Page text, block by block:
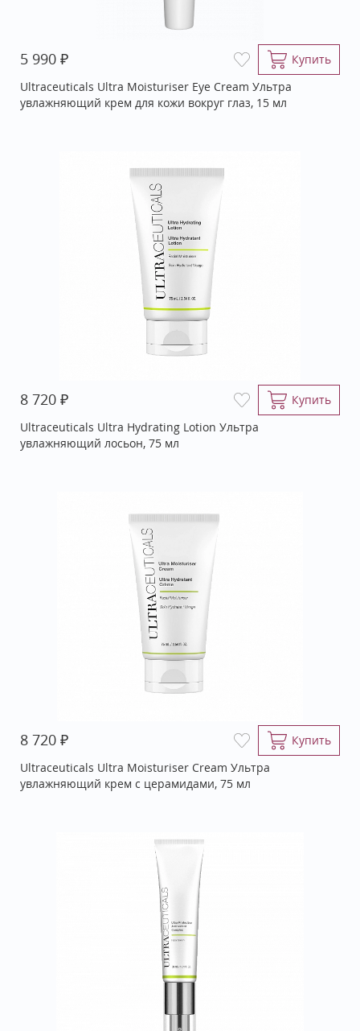
5 990 ₽
Купить
Ultraceuticals Ultra Moisturiser Eye Cream Ультра
увлажняющий крем для кожи вокруг глаз, 15 мл
8 720 ₽
Купить
Ultraceuticals Ultra Hydrating Lotion Ультра
увлажняющий лосьон, 75 мл
8 720 ₽
Купить
Ultraceuticals Ultra Moisturiser Cream Ультра
увлажняющий крем с церамидами, 75 мл